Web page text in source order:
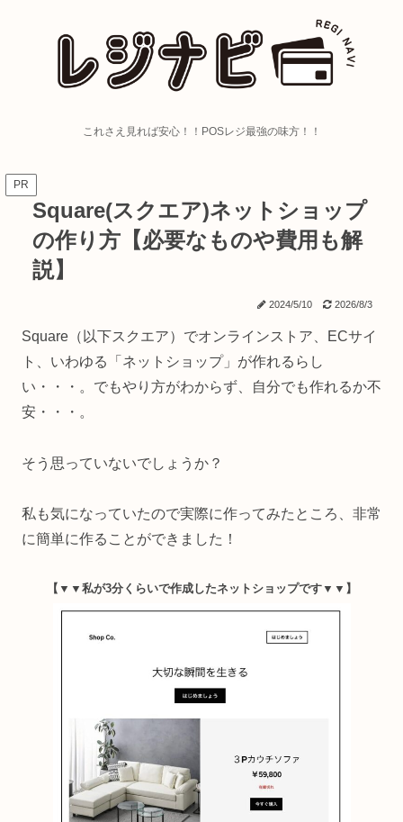
これさえ見れば安心！！POSレジ最強の味方！！
PR
Square(スクエア)ネットショップ
の作り方【必要なものや費用も解
説】
2024/5/10 2026/8/3
Square（以下スクエア）でオンラインストア、ECサイ
ト、いわゆる「ネットショップ」が作れるらし
い・・・。でもやり方がわからず、自分でも作れるか不
安・・・。
そう思っていないでしょうか？
私も気になっていたので実際に作ってみたところ、非常
に簡単に作ることができました！
【▼▼私が3分くらいで作成したネットショップです▼▼ 】